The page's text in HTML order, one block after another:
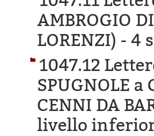
AMBROGIO
LORENZI) - 4
1047.12
SPUGNOLE a
CENNI DA
livello